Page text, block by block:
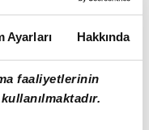
Ayarları Hakkında
faaliyetlerinin